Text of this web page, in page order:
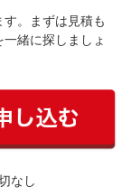
。まずは見積も
緒に探しましょ
なし